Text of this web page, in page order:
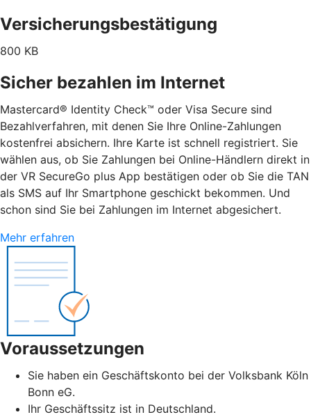
Versicherungsbestätigung
800 KB
Sicher bezahlen im Internet
Mastercard® Identity Check™ oder Visa Secure sind
Bezahlverfahren, mit denen Sie Ihre Online-Zahlungen
kostenfrei absichern. Ihre Karte ist schnell registriert. Sie
wählen aus, ob Sie Zahlungen bei Online-Händlern direkt in
der VR SecureGo plus App bestätigen oder ob Sie die TAN
als SMS auf Ihr Smartphone geschickt bekommen. Und
schon sind Sie bei Zahlungen im Internet abgesichert.
Mehr erfahren
Voraussetzungen
Sie haben ein Geschäftskonto bei der Volksbank Köln
Bonn eG.
Ihr Geschäftssitz ist in Deutschland.